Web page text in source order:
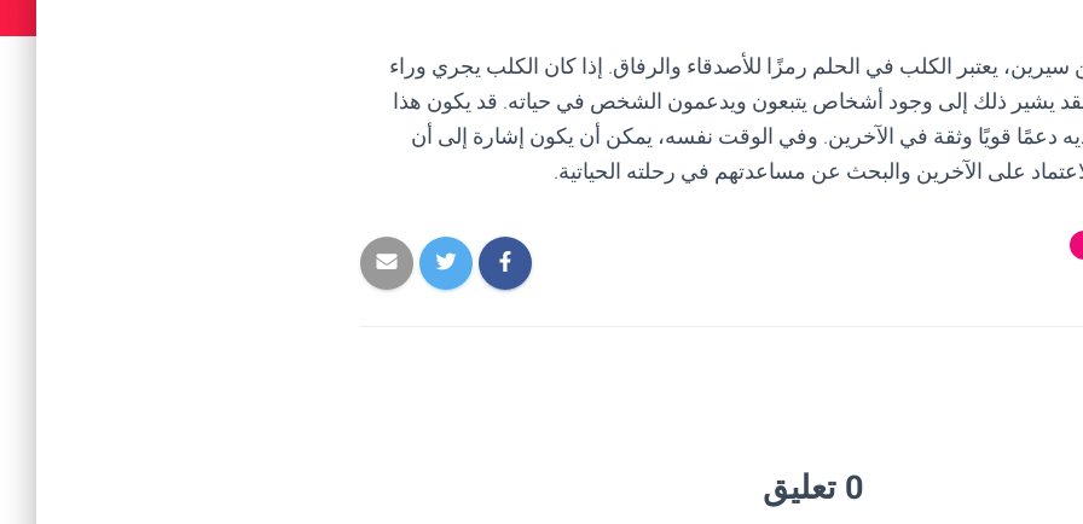
سيرين، يعتبر الكلب في الحلم رمزًا للأصدقاء والرفاق. إذا كان الكلب يجري وراء
يشير ذلك إلى وجود أشخاص يتبعون ويدعمون الشخص في حياته. قد يكون هذا
دعمًا قويًا وثقة في الآخرين. وفي الوقت نفسه، يمكن أن يكون إشارة إلى أن
على الآخرين والبحث عن مساعدتهم في رحلته الحياتية.
0 تعليق